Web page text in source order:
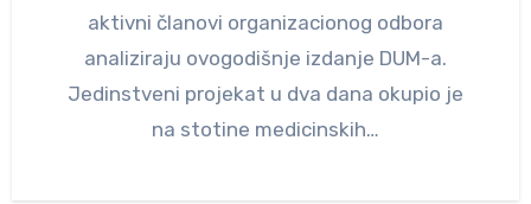
aktivni članovi organizacionog odbora
analiziraju ovogodišnje izdanje DUM-a.
Jedinstveni projekat u dva dana okupio je
na stotine medicinskih…